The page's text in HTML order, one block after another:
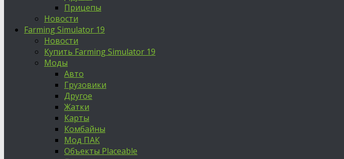
Прицепы
Новости
Farming Simulator 19
Новости
Купить Farming Simulator 19
Моды
Авто
Грузовики
Другое
Жатки
Карты
Комбайны
Мод ПАК
Объекты Placeable